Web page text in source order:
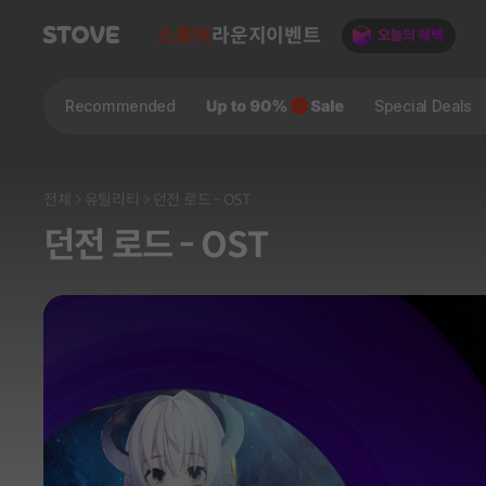
스토어 라운지 이벤트
Recommended Special Deals
전체 유틸리티 던전 로드 - OST
던전 로드 - OST